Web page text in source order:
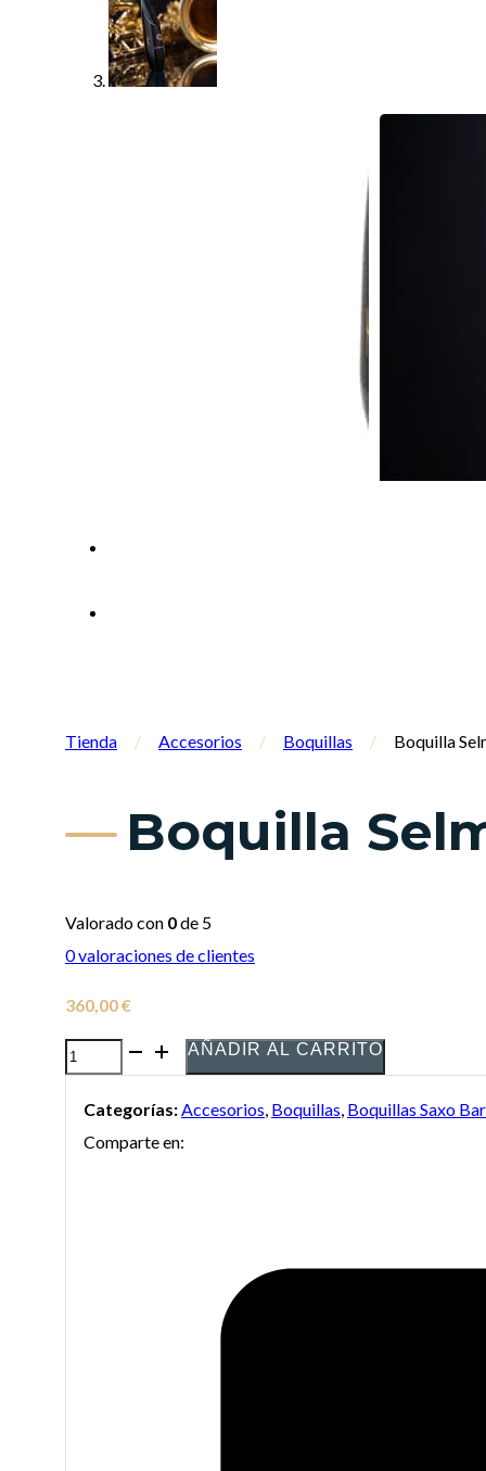
Tienda / Accesorios / Boquillas / Boquilla
Boquilla
Valorado con 0de 5
0valoraciones de clientes
360,00€
Boquilla
Concept
saxo
AÑADIR AL CARRITO
Categorías: Accesorios Boquillas Boquillas Saxo
Comparte en: